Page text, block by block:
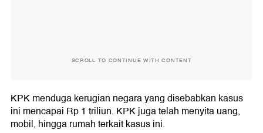
SCROLL TO CONTINUE WITH CONTENT
KPK menduga kerugian negara yang disebabkan kasus
ini mencapai Rp 1 triliun. KPK juga telah menyita uang,
mobil, hingga rumah terkait kasus ini.